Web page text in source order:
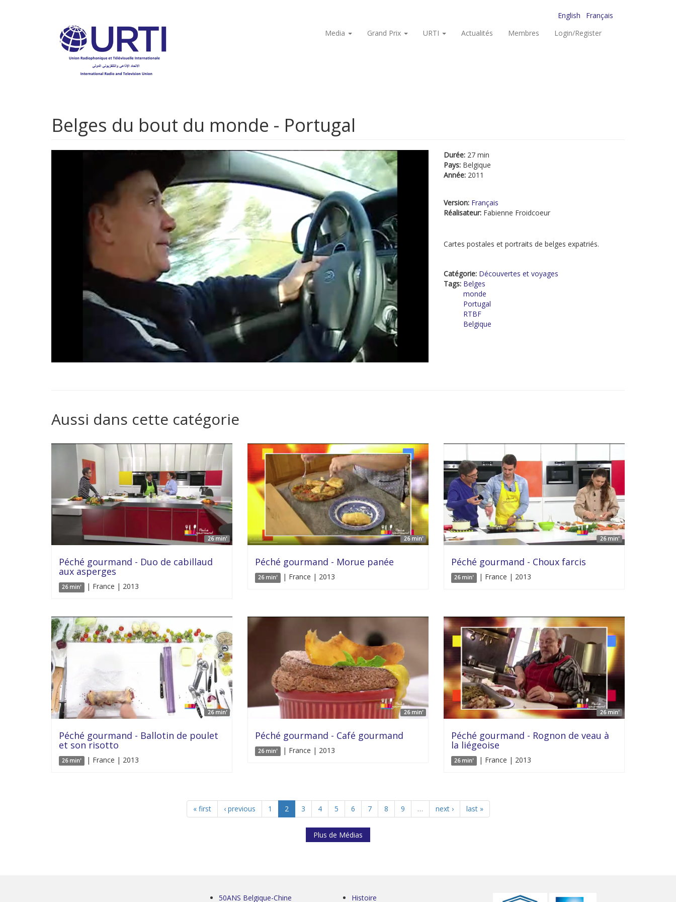
English
Français
Media
Grand Prix URTI Actualités Membres Login/Register
Belges du bout du monde - Portugal
Durée: 27 min
Pays: Belgique
Année: 2011
Version: Français
Réalisateur: Fabienne Froidcoeur
Cartes postales et portraits de belges expatriés.
Catégorie: Découvertes et voyages
Tags: Belges
monde
Portugal
RTBF
Belgique
Aussi dans cette catégorie
26 min'
Péché gourmand - Duo de cabillaud
aux asperges
26 min' | France | 2013
26 min'
Péché gourmand - Morue panée
26 min' | France | 2013
26 min'
Péché gourmand - Choux farcis
26 min' | France | 2013
26 min'
Péché gourmand - Ballotin de poulet
et son risotto
26 min' | France | 2013
26 min'
Péché gourmand - Café gourmand
26 min' | France | 2013
26 min'
Péché gourmand - Rognon de veau à
la liégeoise
26 min' | France | 2013
« first ‹ previous 1 2 3 4 5 6 7 8 9 … next › last »
Plus de Médias
50ANS Belgique-Chine Histoire